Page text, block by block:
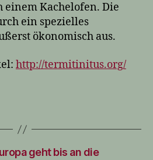
Kachelofen. Die
ein spezielles
ökonomisch aus.
http://termitinitus.org/
geht bis an die